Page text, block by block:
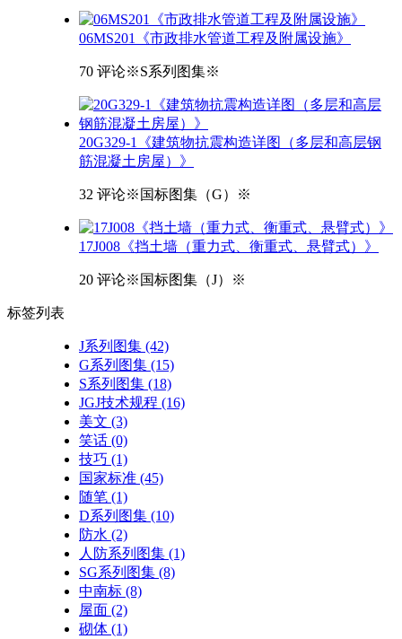
06MS201《市政排水管道工程及附属设施》
70 评论※S系列图集※
20G329-1《建筑物抗震构造详图（多层和高层钢
筋混凝土房屋）》
32 评论※国标图集（G）※
17J008《挡土墙（重力式、衡重式、悬臂式）》
20 评论※国标图集（J）※
标签列表
J系列图集 (42)
G系列图集 (15)
S系列图集 (18)
JGJ技术规程 (16)
美文 (3)
笑话 (0)
技巧 (1)
国家标准 (45)
随笔 (1)
D系列图集 (10)
防水 (2)
人防系列图集 (1)
SG系列图集 (8)
中南标 (8)
屋面 (2)
砌体 (1)